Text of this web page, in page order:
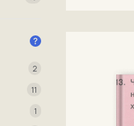
2
11
1